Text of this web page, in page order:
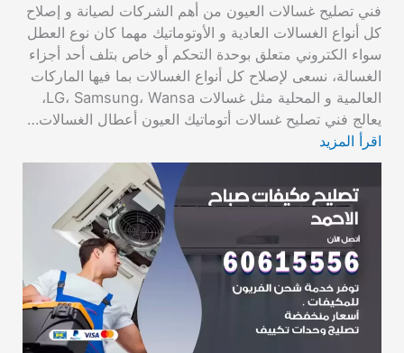
فني تصليح غسالات العيون من أهم الشركات لصيانة و إصلاح
كل أنواع الغسالات العادية و الأوتوماتيك مهما كان نوع العطل
سواء الكتروني متعلق بوحدة التحكم أو خاص بتلف أحد أجزاء
الغسالة، نسعى لإصلاح كل أنواع الغسالات بما فيها الماركات
العالمية و المحلية مثل غسالات LG، Samsung، Wansa،
يعالج فني تصليح غسالات أتوماتيك العيون أعطال الغسالات…
اقرأ المزيد